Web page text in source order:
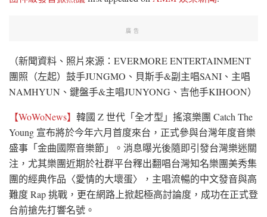
廣告
（新聞資料、照片來源：EVERMORE ENTERTAINMENT
團照（左起）鼓手JUNGMO、貝斯手&副主唱SANI、主唱
NAMHYUN、鍵盤手&主唱JUNYONG、吉他手KIHOON）
【WoWoNews】 韓國 Z 世代「全才型」搖滾樂團 Catch The
Young 宣布將於今年六月首度來台，正式參與台灣年度音樂
盛事「金曲國際音樂節」。消息曝光後隨即引發台灣樂迷關
注，尤其樂團近期於社群平台釋出翻唱台灣知名樂團美秀集
團的經典作品〈愛情的大壞蛋〉，主唱流暢的中文發音與高
難度 Rap 挑戰，更在網路上掀起極高討論度，成功在正式登
台前搶先打響名號。